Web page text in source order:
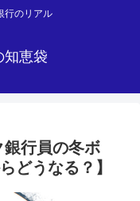
行のリアル
知恵袋
銀行員の冬ボ
どうなる？】